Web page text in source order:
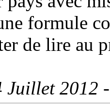
formule
de lire au
Juillet 2012